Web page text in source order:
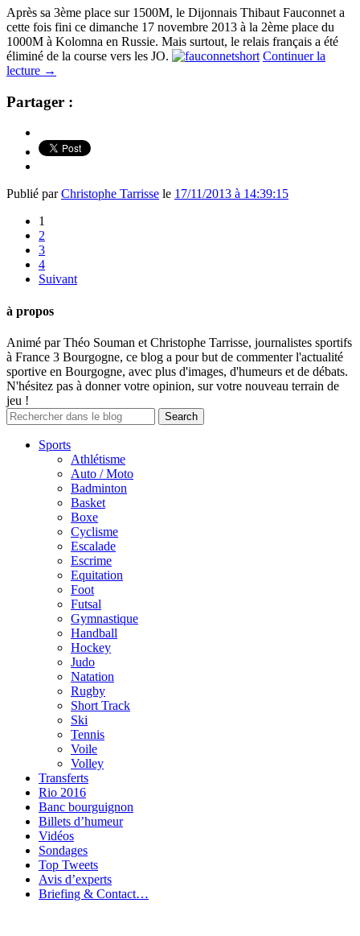
Après sa 3ème place sur 1500M, le Dijonnais Thibaut Fauconnet a
cette fois fini ce dimanche 17 novembre 2013 à la 2ème place du
1000M à Kolomna en Russie. Mais surtout, le relais français a été
éliminé de la course vers les JO.
Continuer la
lecture →
Partager :
Publié parChristophe Tarrisse le 17/11/2013 à 14:39:15
1
2
3
4
Suivant
à propos
Animé par Théo Souman et Christophe Tarrisse, journalistes sportifs
à France 3 Bourgogne, ce blog a pour but de commenter l'actualité
sportive en Bourgogne, avec plus d'images, d'humeurs et de débats.
N'hésitez pas à donner votre opinion, sur votre nouveau terrain de
jeu !
Sports
Athlétisme
Auto / Moto
Badminton
Basket
Boxe
Cyclisme
Escalade
Escrime
Equitation
Foot
Futsal
Gymnastique
Handball
Hockey
Judo
Natation
Rugby
Short Track
Ski
Tennis
Voile
Volley
Transferts
Rio 2016
Banc bourguignon
Billets d’humeur
Vidéos
Sondages
Top Tweets
Avis d’experts
Briefing & Contact…